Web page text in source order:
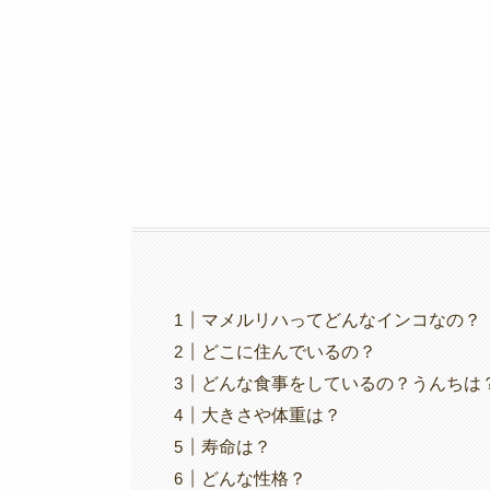
マメルリハってどんなインコなの？
どこに住んでいるの？
どんな食事をしているの？うんちは
大きさや体重は？
寿命は？
どんな性格？